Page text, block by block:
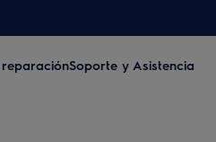
Soporte y Asistencia